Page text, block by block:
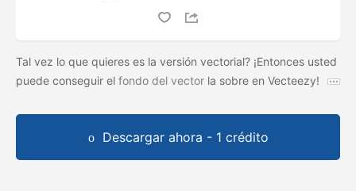
Tal vez lo que quieres es la versión vectorial? ¡Entonces usted
puede conseguir el fondo del vector la sobre en Vecteezy!
Descargar ahora - 1 crédito